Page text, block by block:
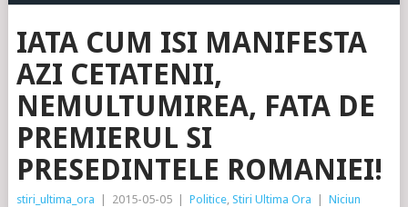
IATA CUM ISI MANIFESTA
AZI CETATENII,
NEMULTUMIREA, FATA DE
PREMIERUL SI
PRESEDINTELE ROMANIEI!
stiri_ultima_ora 2015-05-05 Politice, Stiri Ultima Ora
Niciun